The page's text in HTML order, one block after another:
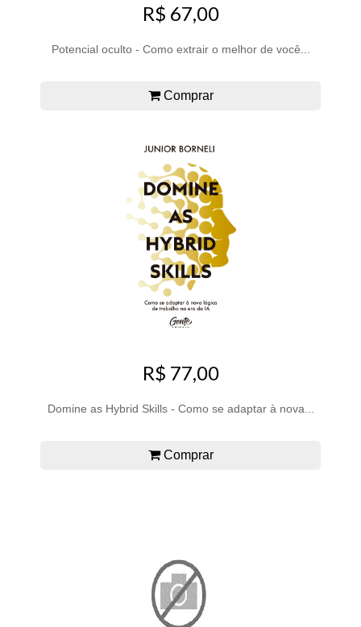
R$ 67,00
Potencial oculto - Como extrair o melhor de você...
Comprar
R$ 77,00
Domine as Hybrid Skills - Como se adaptar à nova...
Comprar